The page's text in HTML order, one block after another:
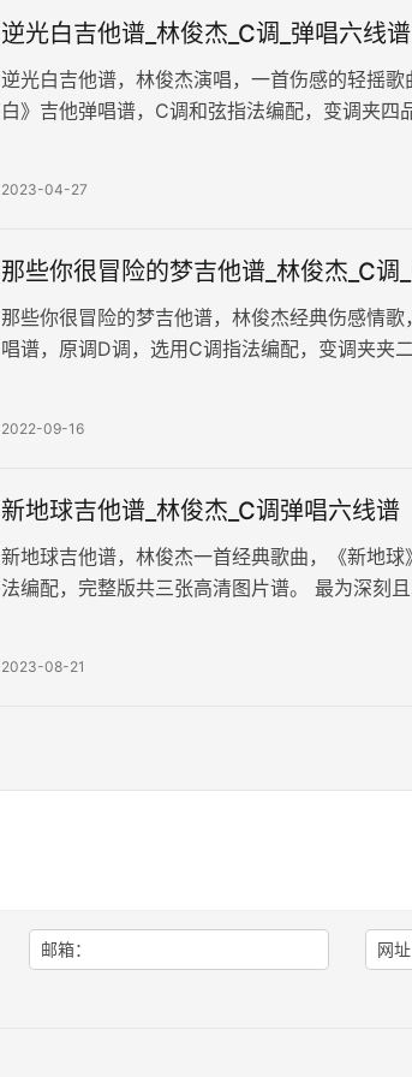
逆光白吉他谱_林俊杰_C调_弹唱六线谱
逆光白吉他谱，林俊杰演唱，一首伤感的轻摇
白》吉他弹唱谱，C调和弦指法编配，变调夹四
2023-04-27
那些你很冒险的梦吉他谱_林俊杰_C调
那些你很冒险的梦吉他谱，林俊杰经典伤感情
唱谱，原调D调，选用C调指法编配，变调夹夹
2022-09-16
新地球吉他谱_林俊杰_C调弹唱六线谱
新地球吉他谱，林俊杰一首经典歌曲，《新地
法编配，完整版共三张高清图片谱。 最为深刻
2023-08-21
邮箱： 网址